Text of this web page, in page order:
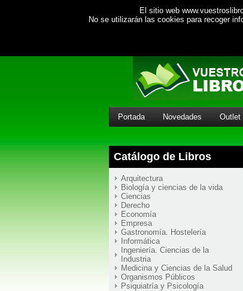
El sitio web
No se utilizarán las cookies para recoger
Portada Novedades Outlet
Catálogo de Libros
Arquitectura
Biología y ciencias de la vida
Ciencias
Derecho
Economía
Empresa
Gastronomía. Hostelería
Informática
Ingeniería. Ciencias de la
Industria
Medicina y Ciencias de la Salud
Organismos Públicos
Psiquiatría y Psicología